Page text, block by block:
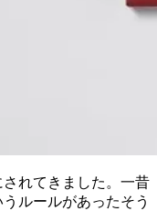
れてきました。一昔
ルールがあったそう